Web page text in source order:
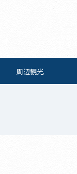
周辺観光